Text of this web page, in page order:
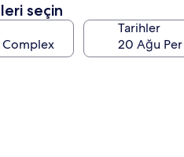
seçin
Tarihler